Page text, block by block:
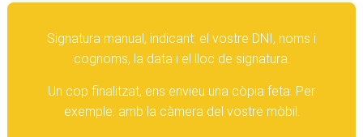
Signatura manual, indicant: el vostre DNI, noms i
cognoms, la data i el lloc de signatura.
Un cop finalitzat, ens envieu una còpia feta. Per
exemple: amb la càmera del vostre mòbil.